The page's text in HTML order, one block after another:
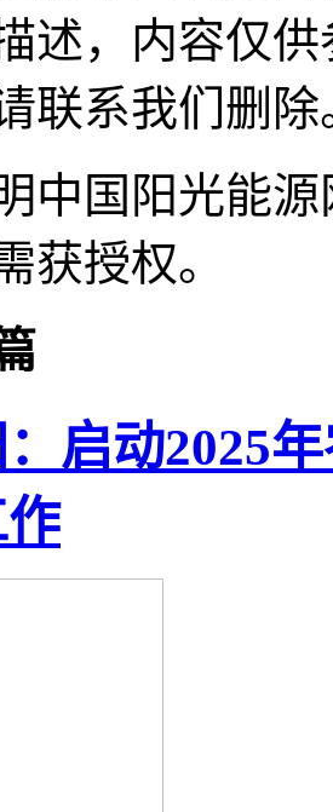
述，内容仅
联系我们删除
中国阳光能
获授权。
启动2025